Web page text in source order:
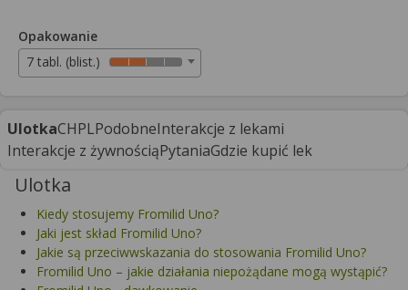
Opakowanie
7 tabl. (blist.)
UlotkaCHPLPodobneInterakcje z lekami
Interakcje z żywnościąPytaniaGdzie kupić lek
Ulotka
Kiedy stosujemy Fromilid Uno?
Jaki jest skład Fromilid Uno?
Jakie są przeciwwskazania do stosowania Fromilid Uno?
Fromilid Uno – jakie działania niepożądane mogą wystąpić?
zewnętrznych w naszym serwisie znajdziesz w
Serwisu.